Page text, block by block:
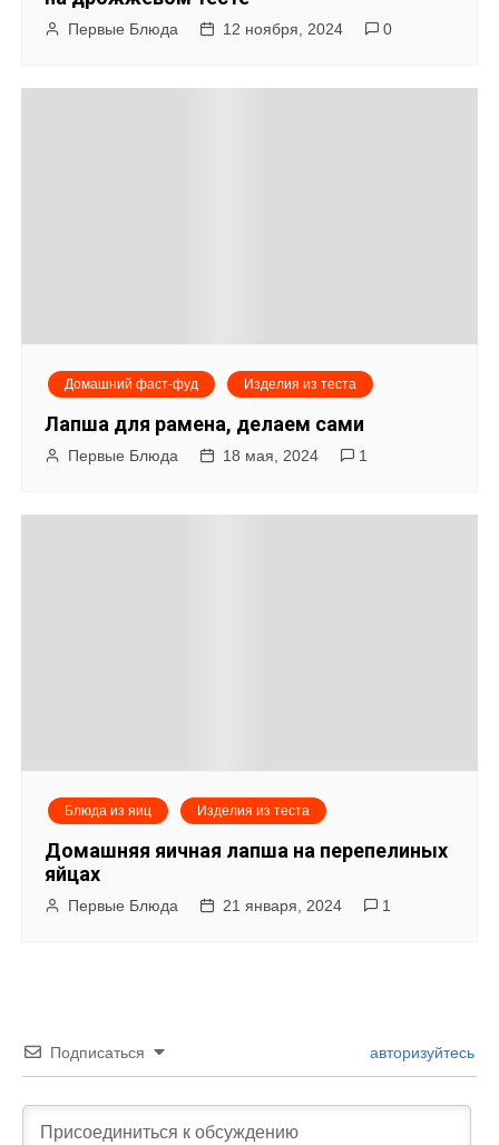
Первые Блюда 12 ноября, 2024 0
Домашний фаст-фуд Изделия из теста
Лапша для рамена, делаем сами
Первые Блюда 18 мая, 2024 1
Блюда из яиц Изделия из теста
Домашняя яичная лапша на перепелиных
яйцах
Первые Блюда 21 января, 2024 1
Подписаться авторизуйтесь